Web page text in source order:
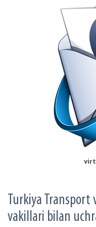
Turkiya
vakillari bilan